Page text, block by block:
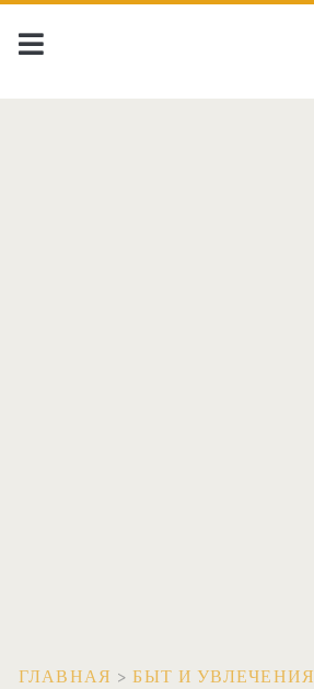
ГЛАВНАЯ >БЫТ И УВЛЕЧЕНИЯ